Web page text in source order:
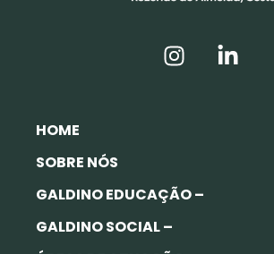
HOME
SOBRE NÓS
GALDINO EDUCAÇÃO –
GALDINO SOCIAL –